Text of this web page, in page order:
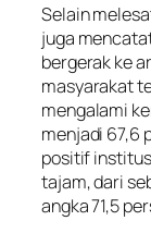
Selain
juga
bergerak ke
masyarakat
mengalami
menjadi 67,6
positif
tajam, dari
angka 71,5